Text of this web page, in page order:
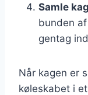
Samle
bunden
gentag
Når kagen er
køleskabet i